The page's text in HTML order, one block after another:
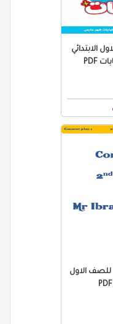
الابتدائي
دفتر تحضير Connect Plus 1 للصف الاول